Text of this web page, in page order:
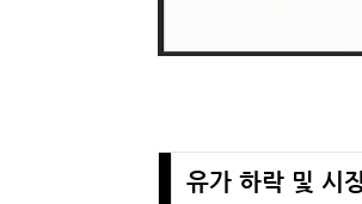
유가 하락 및 시